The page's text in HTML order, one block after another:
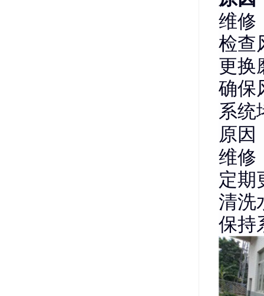
维修
检查
更换
确保
系统
原因
维修
定期
清洗
保持